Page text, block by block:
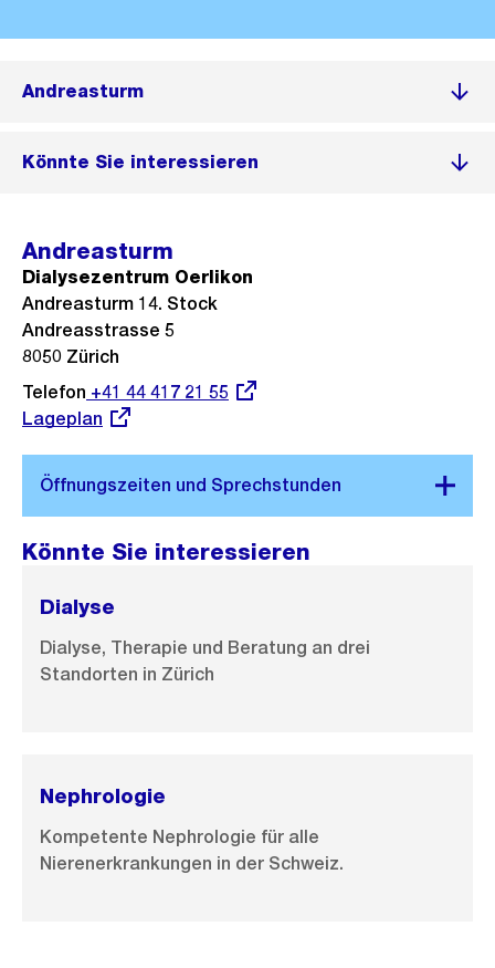
Andreasturm
Könnte Sie interessieren
Andreasturm
Dialysezentrum Oerlikon
Andreasturm 14. Stock
Andreasstrasse 5
8050 Zürich
Telefon Externer
Link:
+41 44 417 21 55
Externer
Lageplan
Könnte Sie interessieren
Dialyse
Dialyse, Therapie und Beratung an drei
Standorten in Zürich
Nephrologie
Kompetente Nephrologie für alle
Nierenerkrankungen in der Schweiz.